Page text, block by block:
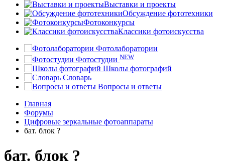
Выставки и проекты
Обсуждение фототехники
Фотоконкурсы
Классики фотоискусства
Фотолаборатории
Фотостудии NEW
Школы фотографий
Словарь
Вопросы и ответы
Главная
Форумы
Цифровые зеркальные фотоаппараты
бат. блок ?
бат. блок ?